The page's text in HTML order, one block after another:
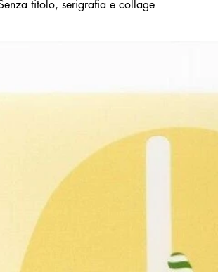
titolo, serigrafia e collage